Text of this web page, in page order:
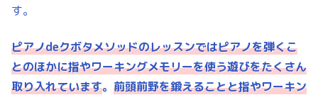
す。
ピアノdeクボタメソッドのレッスンではピアノを弾くこ
とのほかに指やワーキングメモリーを使う遊びをたくさん
取り入れています。 前頭前野を鍛えることと指やワーキン